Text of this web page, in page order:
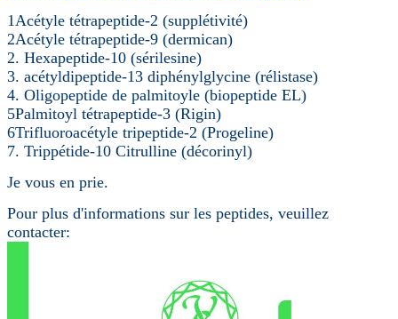
1Acétyle tétrapeptide-2 (supplétivité)
2Acétyle tétrapeptide-9 (dermican)
2. Hexapeptide-10 (sérilesine)
3. acétyldipeptide-13 diphénylglycine (rélistase)
4. Oligopeptide de palmitoyle (biopeptide EL)
5Palmitoyl tétrapeptide-3 (Rigin)
6Trifluoroacétyle tripeptide-2 (Progeline)
7. Trippétide-10 Citrulline (décorinyl)
Je vous en prie.
Pour plus d'informations sur les peptides, veuillez
contacter: